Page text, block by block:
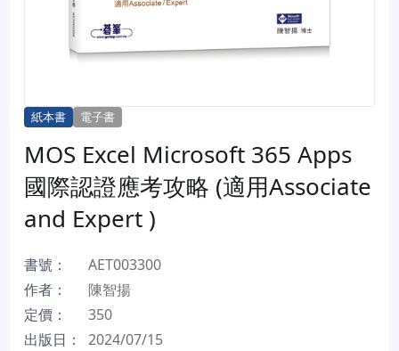
紙本書 電子書
MOS Excel Microsoft 365 Apps
國際認證應考攻略 (適用Associate
and Expert )
書號：
AET003300
作者：
陳智揚
定價：
350
出版日：
2024/07/15